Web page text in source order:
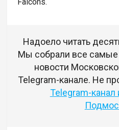
Надоело читать
Мы собрали все
новости
Telegram-канале. Не
Telegram-канал